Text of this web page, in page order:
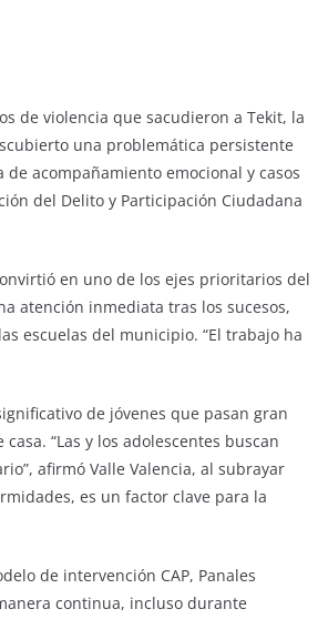
de violencia que sacudieron a Tekit, la
una problemática persistente
acompañamiento emocional y casos
del Delito y Participación Ciudadana
en uno de los ejes prioritarios del
atención inmediata tras los sucesos,
escuelas del municipio. “El trabajo ha
de jóvenes que pasan gran
“Las y los adolescentes buscan
afirmó Valle Valencia, al subrayar
es un factor clave para la
de intervención CAP, Panales
continua, incluso durante